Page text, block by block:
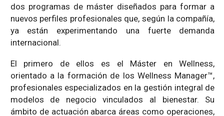
dos programas de máster diseñados para formar a
nuevos perfiles profesionales que, según la compañía,
ya están experimentando una fuerte demanda
internacional.
El primero de ellos es el Máster en Wellness,
orientado a la formación de los Wellness Manager™,
profesionales especializados en la gestión integral de
modelos de negocio vinculados al bienestar. Su
ámbito de actuación abarca áreas como operaciones,